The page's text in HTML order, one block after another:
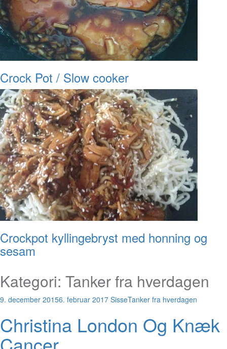
Crock Pot / Slow cooker
Crockpot kyllingebryst med honning og
sesam
Kategori: Tanker fra hverdagen
9. december 20156. februar 2017 SisseTanker fra hverdagen
Christina London Og Knæk